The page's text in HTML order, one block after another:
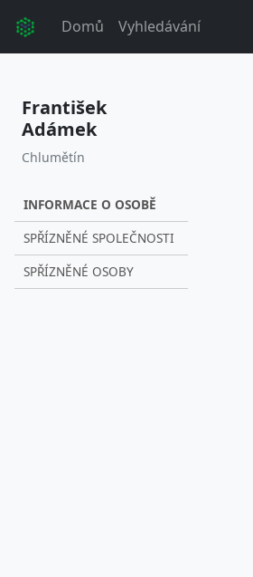
Domů Vyhledávání
František
Adámek
Chlumětín
INFORMACE O OSOBĚ
SPŘÍZNĚNÉ SPOLEČNOSTI
SPŘÍZNĚNÉ OSOBY